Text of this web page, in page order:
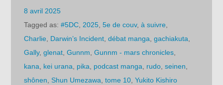
8 avril 2025
Tagged as:#5DC 2025 ,5e de couv,à suivre
Charlie Darwin’s Incident ,débat manga ,gachiakuta
Gally,glenat ,Gunnm ,Gunnm - mars chronicles
kana
kei urana pika podcast manga rudo ,seinen
shônen ,Shun Umezawa ,tome 10 ,Yukito Kishiro